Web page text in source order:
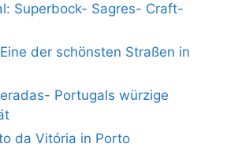
Superbock- Sagres- Craft-
der schönsten Straßen in
Portugals würzige
da Vitória in Porto